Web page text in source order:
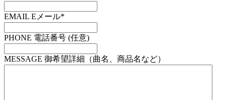
EMAIL Eメール*
PHONE 電話番号 (任意)
MESSAGE 御希望詳細（曲名、商品名など）